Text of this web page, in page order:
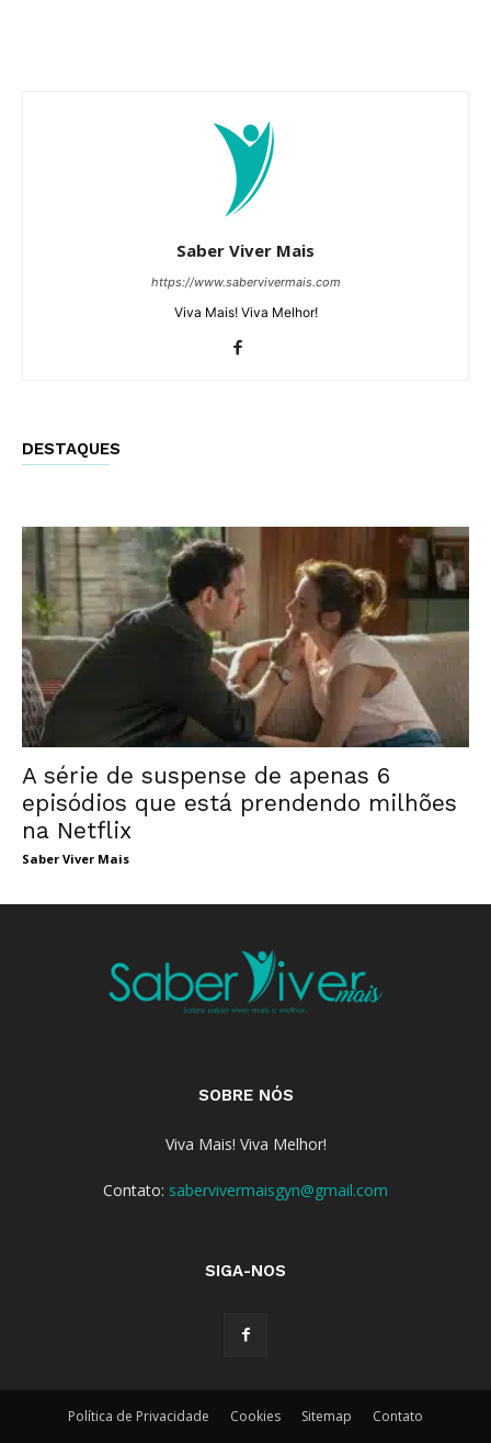
Saber Viver Mais
https://www.sabervivermais.com
Viva Mais! Viva Melhor!
DESTAQUES
A série de suspense de apenas 6
episódios que está prendendo milhões
na Netflix
Saber Viver Mais
SOBRE NÓS
Viva Mais! Viva Melhor!
Contato: sabervivermaisgyn@gmail.com
SIGA-NOS
Política de Privacidade Cookies Sitemap Contato